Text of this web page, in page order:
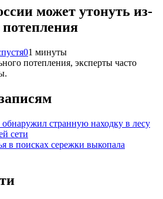
может утонуть из-
потепления
01 минуты
потепления, эксперты часто
странную находку в лесу
сети
в поисках сережки выкопала